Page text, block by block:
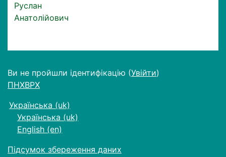
Руслан
Анатолійович
Ви не пройшли ідентифікацію (Увійти)
ПНХВРХ
Українська ‎(uk)‎
Українська ‎(uk)‎
English ‎(en)‎
Підсумок збереження даних